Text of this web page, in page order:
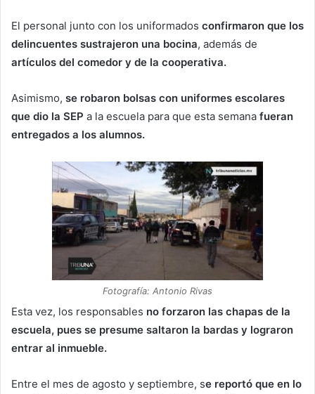
El personal junto con los uniformados confirmaron que los
delincuentes sustrajeron una bocina, además de
artículos del comedor y de la cooperativa.
Asimismo, se robaron bolsas con uniformes escolares
que dio la SEP a la escuela para que esta semana fueran
entregados a los alumnos.
Fotografía: Antonio Rivas
Esta vez, los responsables no forzaron las chapas de la
escuela, pues se presume saltaron la bardas y lograron
entrar al inmueble.
Entre el mes de agosto y septiembre, se reportó que en lo